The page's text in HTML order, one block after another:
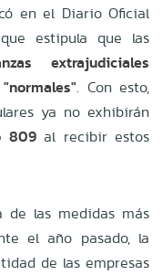
en el Diario Oficial
estipula que las
extrajudiciales
. Con esto,
ya no exhibirán
809al recibir estos
de las medidas más
el año pasado, la
de las empresas